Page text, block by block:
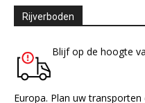
Rijverboden
Blijf op de hoogte
Europa. Plan uw